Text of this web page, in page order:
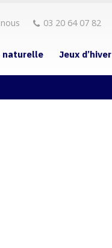
03 20 64 07 82
naturelle Jeux d’hiver